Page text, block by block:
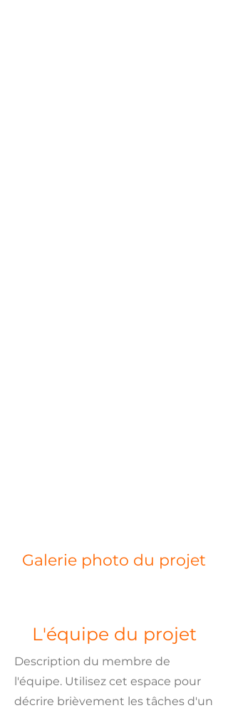
Galerie photo du projet
L'équipe du projet
Description du membre de
l'équipe. Utilisez cet espace pour
décrire brièvement les tâches d'un